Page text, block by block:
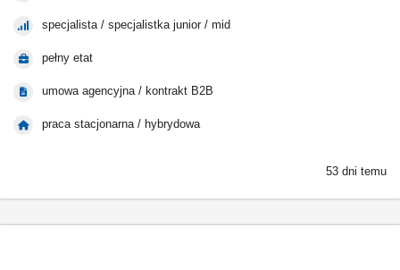
specjalista / specjalistka junior / mid
pełny etat
umowa agencyjna / kontrakt B2B
praca stacjonarna / hybrydowa
53 dni temu